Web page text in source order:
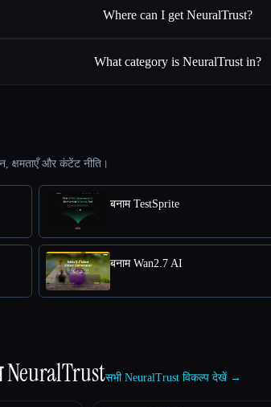
Where can I get NeuralTrust?
What category is NeuralTrust in?
क्षमताएँ और कंटेंट नीति।
बनाम TestSprite
बनाम Wan2.7 AI
NeuralTrustसभी NeuralTrust विकल्प देखें →